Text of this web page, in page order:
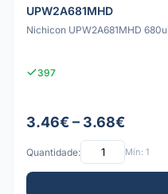
UPW2A681MHD
Nichicon UPW2A681MHD
397
3.46€ – 3.68€
Quantidade: Mín: 1